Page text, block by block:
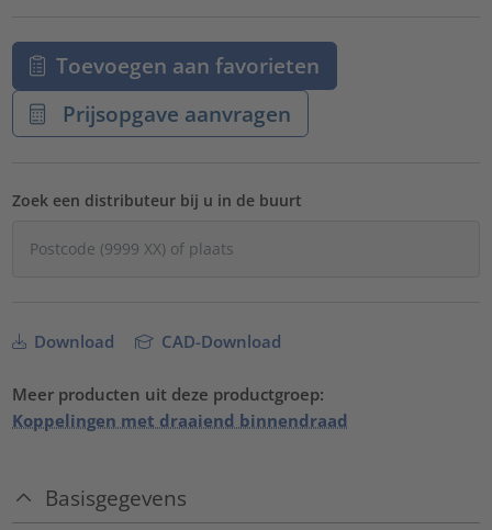
Toevoegen aan favorieten
Prijsopgave aanvragen
Zoek een distributeur bij u in de buurt
Download CAD-Download
Meer producten uit deze productgroep:
Koppelingen met draaiend binnendraad
Basisgegevens